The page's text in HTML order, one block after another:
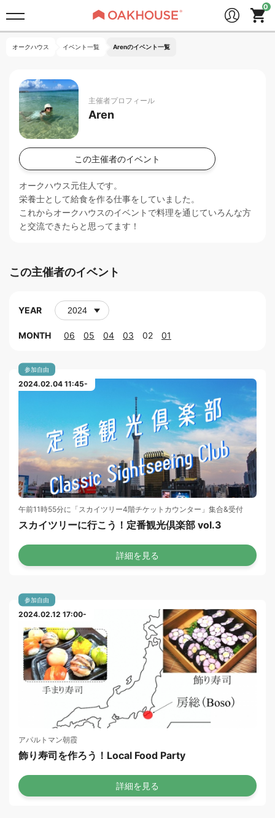
オークハウス イベント一覧 Arenのイベント一覧
主催者プロフィール
Aren
この主催者のイベント
オークハウス元住人です。
栄養士として給食を作る仕事をしていました。
これからオークハウスのイベントで料理を通じていろんな方
と交流できたらと思ってます！
この主催者のイベント
YEAR
MONTH 06 05 04 03 02 01
2024.02.04 11:45-
参加自由
午前11時55分に「スカイツリー4階チケットカウンター」集合&受付
スカイツリーに行こう！定番観光倶楽部 vol.3
詳細を見る
2024.02.12 17:00-
参加自由
アパルトマン朝霞
飾り寿司を作ろう！Local Food Party
詳細を見る